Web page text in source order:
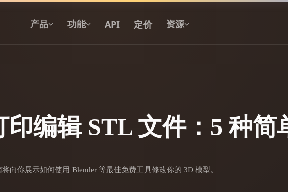
产品 功能 API 定价 资源
API
印编辑 STL 文件：5 种简
向你展示如何使用 Blender 等最佳免费工具修改你的 3D 模型。